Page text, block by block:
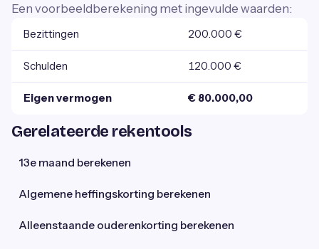
Een voorbeeldberekening met ingevulde waarden:
Bezittingen 200.000 €
Schulden 120.000 €
Eigen vermogen € 80.000,00
Gerelateerde rekentools
13e maand berekenen
Algemene heffingskorting berekenen
Alleenstaande ouderenkorting berekenen